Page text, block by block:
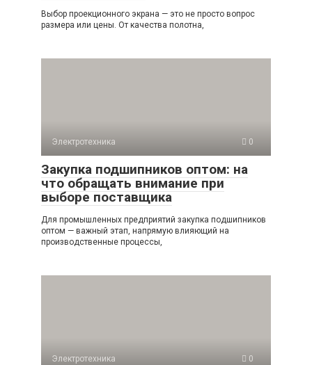
Выбор проекционного экрана — это не просто вопрос
размера или цены. От качества полотна,
Электротехника 0
Закупка подшипников оптом: на
что обращать внимание при
выборе поставщика
Для промышленных предприятий закупка подшипников
оптом — важный этап, напрямую влияющий на
производственные процессы,
Электротехника 0